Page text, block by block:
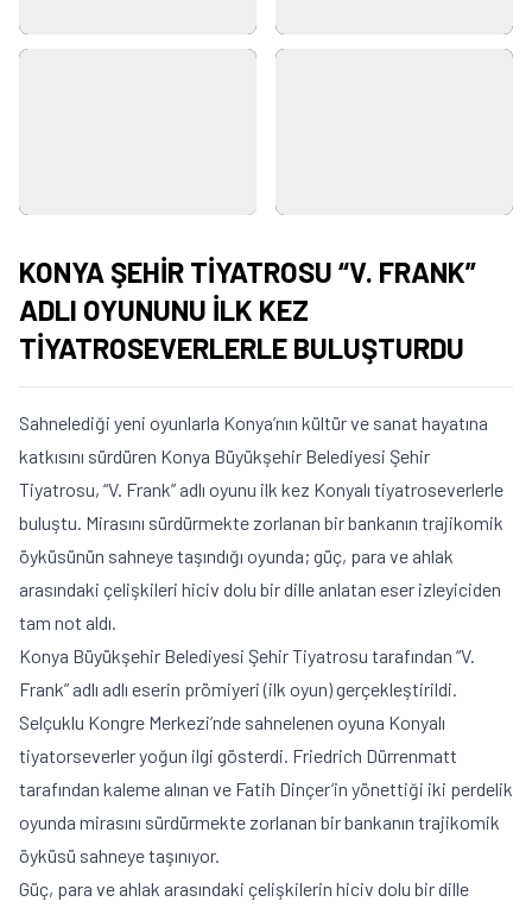
KONYA ŞEHİR TİYATROSU “V. FRANK”
ADLI OYUNUNU İLK KEZ
TİYATROSEVERLERLE BULUŞTURDU
Sahnelediği yeni oyunlarla Konya’nın kültür ve sanat hayatına
katkısını sürdüren Konya Büyükşehir Belediyesi Şehir
Tiyatrosu, “V. Frank” adlı oyunu ilk kez Konyalı tiyatroseverlerle
buluştu. Mirasını sürdürmekte zorlanan bir bankanın trajikomik
öyküsünün sahneye taşındığı oyunda; güç, para ve ahlak
arasındaki çelişkileri hiciv dolu bir dille anlatan eser izleyiciden
tam not aldı.
Konya Büyükşehir Belediyesi Şehir Tiyatrosu tarafından “V.
Frank” adlı adlı eserin prömiyeri (ilk oyun) gerçekleştirildi.
Selçuklu Kongre Merkezi’nde sahnelenen oyuna Konyalı
tiyatorseverler yoğun ilgi gösterdi. Friedrich Dürrenmatt
tarafından kaleme alınan ve Fatih Dinçer’in yönettiği iki perdelik
oyunda mirasını sürdürmekte zorlanan bir bankanın trajikomik
öyküsü sahneye taşınıyor.
Güç, para ve ahlak arasındaki çelişkilerin hiciv dolu bir dille